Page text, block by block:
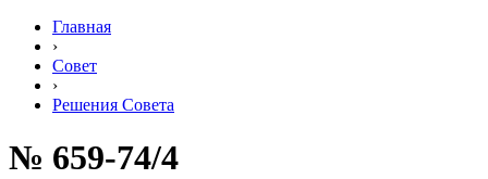
Главная
›
Совет
›
Решения Совета
№ 659-74/4